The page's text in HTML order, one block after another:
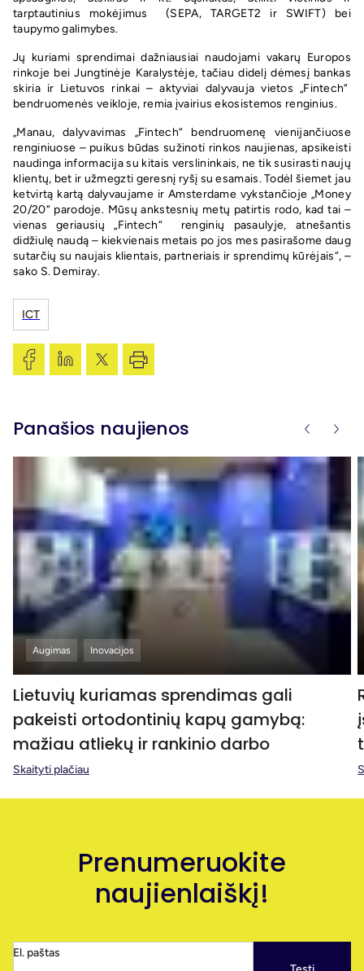
tarptautinius mokėjimus (SEPA, TARGET2 ir SWIFT) bei
taupymo galimybes.
Jų kuriami sprendimai dažniausiai naudojami vakarų Europos
rinkoje bei Jungtinėje Karalystėje, tačiau didelį dėmesį bankas
skiria ir Lietuvos rinkai – aktyviai dalyvauja vietos „Fintech“
bendruomenės veikloje, remia įvairius ekosistemos renginius.
„Manau, dalyvavimas „Fintech“ bendruomenę vienijančiuose
renginiuose – puikus būdas sužinoti rinkos naujienas, apsikeisti
naudinga informacija su kitais verslininkais, ne tik susirasti naujų
klientų, bet ir užmegzti geresnį ryšį su esamais. Todėl šiemet jau
ketvirtą kartą dalyvaujame ir Amsterdame vykstančioje „Money
20/20“ parodoje. Mūsų ankstesnių metų patirtis rodo, kad tai –
vienas geriausių „Fintech“ renginių pasaulyje, atnešantis
didžiulę naudą – kiekvienais metais po jos mes pasirašome daug
sutarčių su naujais klientais, partneriais ir sprendimų kūrėjais“, –
sako S. Demiray.
ICT
Panašios naujienos
Augimas Inovacijos
Lietuvių kuriamas sprendimas gali
pakeisti ortodontinių kapų gamybą:
mažiau atliekų ir rankinio darbo
Skaityti plačiau
Prenumeruokite
naujienlaiškį!
El. paštas